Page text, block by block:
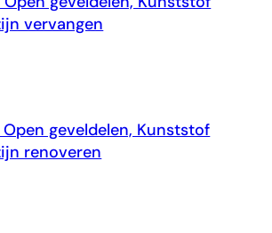
vervangen
Open geveldelen, Kunststof
renoveren